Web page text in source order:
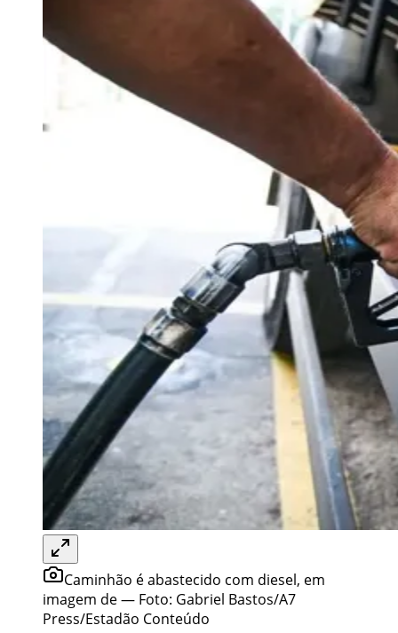
Caminhão é abastecido com diesel, em
imagem de— Foto: Gabriel Bastos/A7
Press/Estadão Conteúdo